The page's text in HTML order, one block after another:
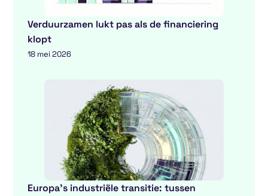
Verduurzamen lukt pas als de financiering
klopt
18 mei 2026
Europa’s industriële transitie: tussen